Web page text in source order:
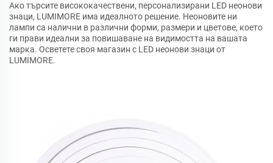
Ако търсите висококачествени, персонализирани LED неонови
знаци, LUMIMORE има идеалното решение. Неоновите ни
лампи са налични в различни форми, размери и цветове, което
ги прави идеални за повишаване на видимостта на вашата
марка. Осветете своя магазин с LED неонови знаци от
LUMIMORE.